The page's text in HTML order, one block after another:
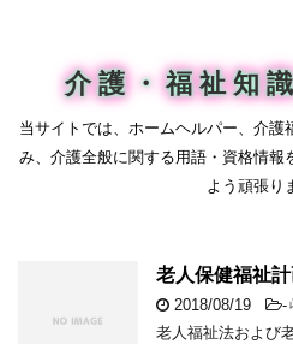
介護・福祉知
当サイトでは、ホームヘルパー、介
み、介護全般に関する用語・資格情報
よう頑張り
老人保健福祉
2018/08/19 -
老人福祉法および